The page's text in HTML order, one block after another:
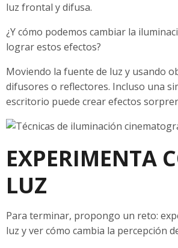
luz frontal y difusa.
¿Y cómo podemos cambiar la
lograr estos efectos?
Moviendo la fuente de luz y usando
difusores o reflectores. Incluso una
escritorio puede crear efectos
EXPERIMENTA
LUZ
Para terminar, propongo un reto:
luz y ver cómo cambia la percepción